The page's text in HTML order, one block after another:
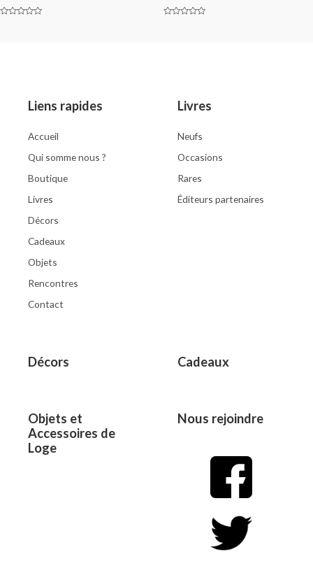
Liens rapides
Accueil
Qui somme nous ?
Boutique
Livres
Décors
Cadeaux
Objets
Rencontres
Contact
Livres
Neufs
Occasions
Rares
Éditeurs partenaires
Décors Cadeaux
Objets et
Accessoires de
Loge
Nous rejoindre